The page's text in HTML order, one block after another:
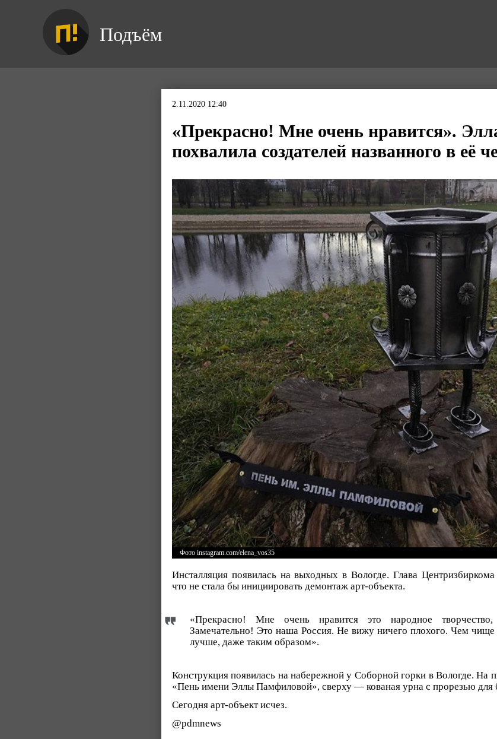
Подъём
2.11.2020 12:40
«Прекрасно! Мне очень нравится».
похвалила создателей названного в её
Фото instagram.com/elena_vos35
Инсталляция появилась на выходных в Вологде. Глава
что не стала бы инициировать демонтаж арт-объекта.
«Прекрасно! Мне очень нравится это народное
Замечательно! Это наша Россия. Не вижу ничего плохого. Чем
лучше, даже таким образом».
Конструкция появилась на набережной у Соборной горки в Вологде. На
«Пень имени Эллы Памфиловой», сверху — кованая урна с прорезью для
Сегодня арт-объект исчез.
@pdmnews